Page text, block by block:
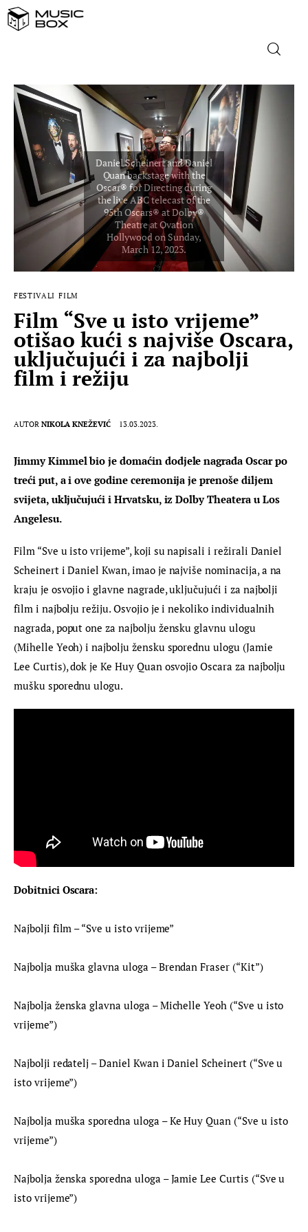
NASLOVNICA
DOMAĆA GLAZBA
STRANA GLAZBA
FILM
MUSIC BOX
FESTIVALI FILM
Film “Sve u isto vrijeme”
otišao kući s najviše Oscara,
uključujući i za najbolji
film i režiju
AUTOR NIKOLA KNEŽEVIĆ 13.03.2023.
Jimmy Kimmel bio je domaćin dodjele nagrada Oscar po
treći put, a i ove godine ceremonija je prenoše diljem
svijeta, uključujući i Hrvatsku, iz Dolby Theatera u Los
Angelesu.
Film “Sve u isto vrijeme”, koji su napisali i režirali Daniel
Scheinert i Daniel Kwan, imao je najviše nominacija, a na
kraju je osvojio i glavne nagrade, uključujući i za najbolji
film i najbolju režiju. Osvojio je i nekoliko individualnih
nagrada, poput one za najbolju žensku glavnu ulogu
(Mihelle Yeoh) i najbolju žensku sporednu ulogu (Jamie
Lee Curtis), dok je Ke Huy Quan osvojio Oscara za najbolju
mušku sporednu ulogu.
Dobitnici Oscara:
Najbolji film – “Sve u isto vrijeme”
Najbolja muška glavna uloga – Brendan Fraser (“Kit”)
Najbolja ženska glavna uloga – Michelle Yeoh (“Sve u isto
vrijeme”)
Najbolji redatelj – Daniel Kwan i Daniel Scheinert (“Sve u
isto vrijeme”)
Najbolja muška sporedna uloga – Ke Huy Quan (“Sve u isto
vrijeme”)
Najbolja ženska sporedna uloga – Jamie Lee Curtis (“Sve u
isto vrijeme”)